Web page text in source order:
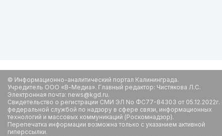
© Информационно-аналитический портал Калининграда.
Учредитель ООО «В-Медиа». Главный редактор: Чистякова Л.С.
Электронная почта: news@kgd.ru.
Свидетельство о регистрации СМИ ЭЛ No ФС77-84303 от
федеральной службой по надзору в сфере связи, информационных
технологий и массовых коммуникаций (Роскомнадзор).
Перепечатка информации возможна только с указанием активной
гиперссылки.